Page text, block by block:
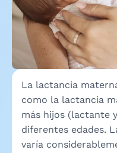
La lactancia
como la lactancia
más hijos (lactante
diferentes edades.
varía